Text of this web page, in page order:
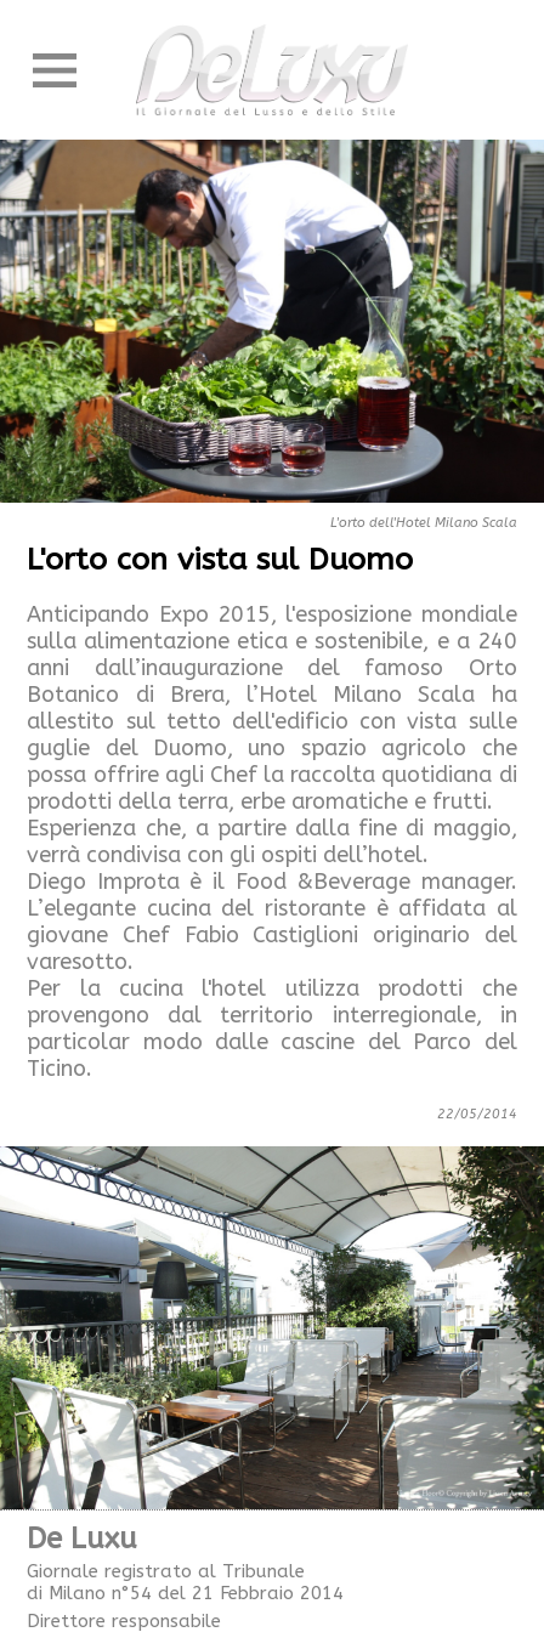
L'orto dell'Hotel Milano Scala
L'orto con vista sul Duomo
Anticipando Expo 2015, l'esposizione mondiale
sulla alimentazione etica e sostenibile, e a 240
anni dall’inaugurazione del famoso Orto
Botanico di Brera, l’Hotel Milano Scala ha
allestito sul tetto dell'edificio con vista sulle
guglie del Duomo, uno spazio agricolo che
possa offrire agli Chef la raccolta quotidiana di
prodotti della terra, erbe aromatiche e frutti.
Esperienza che, a partire dalla fine di maggio,
verrà condivisa con gli ospiti dell’hotel.
Diego Improta è il Food &Beverage manager.
L’elegante cucina del ristorante è affidata al
giovane Chef Fabio Castiglioni originario del
varesotto.
Per la cucina l'hotel utilizza prodotti che
provengono dal territorio interregionale, in
particolar modo dalle cascine del Parco del
Ticino.
22/05/2014
De Luxu
Giornale registrato al Tribunale
di Milano n°54 del 21 Febbraio 2014
Direttore responsabile